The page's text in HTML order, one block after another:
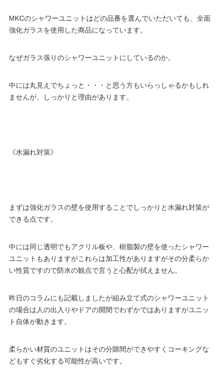
MKCのシャワーユニットはどの品番を選んでいただいても、全面
強化ガラスを使用した商品になっています。
なぜガラス張りのシャワーユニットにしているのか。
中には丸見えでちょっと・・・と思う方もいらっしゃるかもしれ
ませんが、しっかりと理由があります。
《水漏れ対策》
まずは強化ガラスの壁を使用することでしっかりと水漏れ対策が
できる点です。
中には同じ透明でもアクリル板や、樹脂製の壁を使ったシャワー
ユニットもありますがこれらは加工性がありますがその分柔らか
い性質ですので防水の観点で言うと心配が拭えません。
昨日のコラムにも記載しましたが組み立て式のシャワーユニット
の場合は人の出入りやドアの開閉でわずかではありますがユニッ
ト自体が動きます。
柔らかい材質のユニットはその分隙間ができやすくコーキングな
どもすぐ劣化する可能性が高いです。